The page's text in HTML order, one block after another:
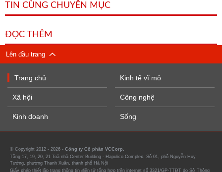
TIN CÙNG CHUYÊN MỤC
ĐỌC THÊM
Lên đầu trang
Trang chủ
Xã hội
Kinh doanh
Kinh tế vĩ mô
Công nghệ
Sống
© Copyright 2012 - 2026 - Công ty Cổ phần VCCorp.
Tầng 17, 19, 20, 21 Toà nhà Center Building - Hapulico Complex, Số 01, phố Nguyễn Huy
Tưởng, phường Thanh Xuân, thành phố Hà Nội
Giấy phép thiết lập trang thông tin điện tử tổng hợp trên internet số 3321/GP-TTĐT do Sở Thông